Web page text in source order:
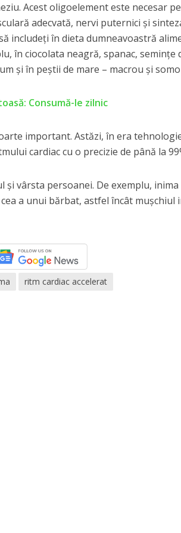
Acest oligoelement este necesar
adecvată, nervi puternici și
includeți în dieta dumneavoastră
în ciocolata neagră, spanac, semințe
și în peștii de mare – macrou și
Consumă-le zilnic
important. Astăzi, în era
cardiac cu o precizie de până la
și vârsta persoanei. De exemplu,
a unui bărbat, astfel încât mușchiul
ritm cardiac accelerat